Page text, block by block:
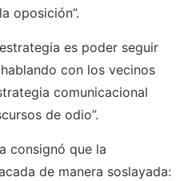
oposición”.
es poder seguir
con los vecinos
comunicacional
de odio”.
consignó que la
de manera soslayada: